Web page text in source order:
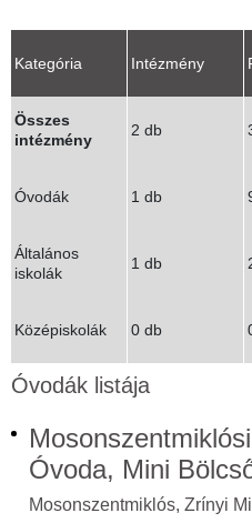
Kategória Intézmény
Összes
intézmény
2 db
Óvodák 1 db
Általános
iskolák
1 db
Középiskolák 0 db
Óvodák listája
Óvoda, Mini
Mosonszentmiklós, Zrínyi